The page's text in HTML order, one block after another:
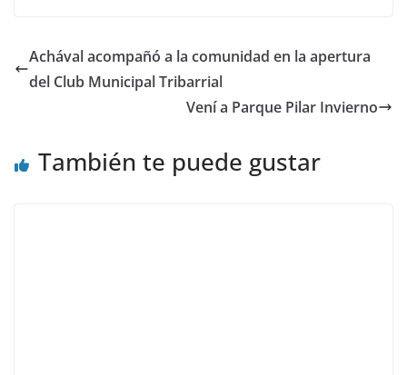
Achával acompañó a la comunidad en la apertura
del Club Municipal Tribarrial
Vení a Parque Pilar Invierno
También te puede gustar